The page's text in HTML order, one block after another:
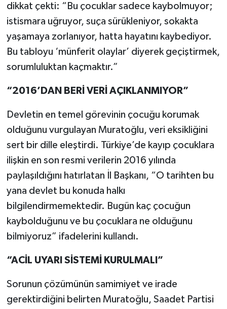
dikkat çekti: “Bu çocuklar sadece kaybolmuyor;
istismara uğruyor, suça sürükleniyor, sokakta
yaşamaya zorlanıyor, hatta hayatını kaybediyor.
Bu tabloyu ‘münferit olaylar’ diyerek geçiştirmek,
sorumluluktan kaçmaktır.”
“2016’DAN BERİ VERİ AÇIKLANMIYOR”
Devletin en temel görevinin çocuğu korumak
olduğunu vurgulayan Muratoğlu, veri eksikliğini
sert bir dille eleştirdi. Türkiye’de kayıp çocuklara
ilişkin en son resmi verilerin 2016 yılında
paylaşıldığını hatırlatan İl Başkanı, “O tarihten bu
yana devlet bu konuda halkı
bilgilendirmemektedir. Bugün kaç çocuğun
kaybolduğunu ve bu çocuklara ne olduğunu
bilmiyoruz” ifadelerini kullandı.
“ACİL UYARI SİSTEMİ KURULMALI”
Sorunun çözümünün samimiyet ve irade
gerektirdiğini belirten Muratoğlu, Saadet Partisi